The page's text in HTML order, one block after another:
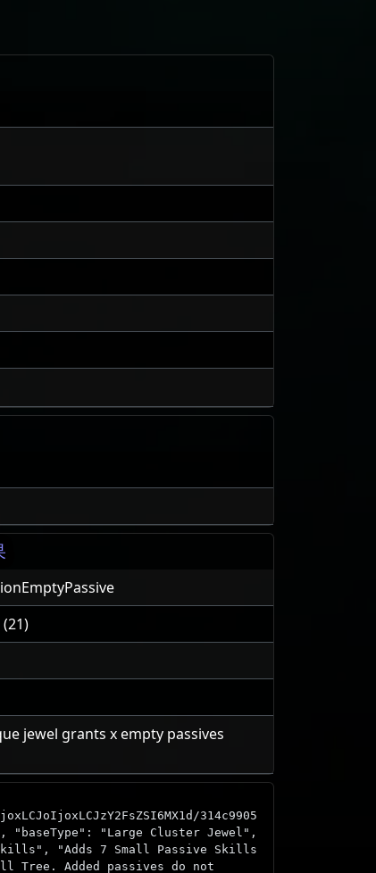
jewel grants x empty passives
314c9905
"baseType": "Large Cluster Jewel",
"Adds 7 Small Passive Skills
Tree. Added passives do not